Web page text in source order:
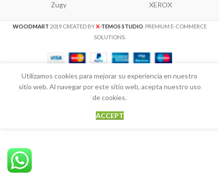
Zugy XEROX
WOODMART 2019 CREATED BYX-TEMOS STUDIO . PREMIUM E-COMMERCE
SOLUTIONS.
Utilizamos cookies para mejorar su experiencia en nuestro
sitio web. Al navegar por este sitio web, acepta nuestro uso
de cookies.
ACCEPT